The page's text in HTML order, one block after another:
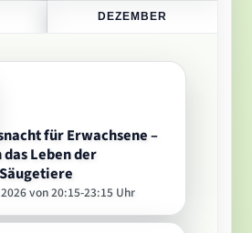
DEZEMBER
für Erwachsene –
Leben der
von 20:15-23:15 Uhr